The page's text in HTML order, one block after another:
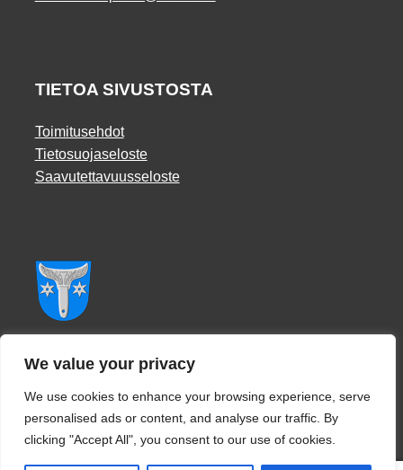
We value your privacy
We use cookies to enhance your browsing experience, serve
personalised ads or content, and analyse our traffic. By
clicking "Accept All", you consent to our use of cookies.
TIETOA SIVUSTOSTA
Toimitusehdot
Tietosuojaseloste
Saavutettavuusseloste